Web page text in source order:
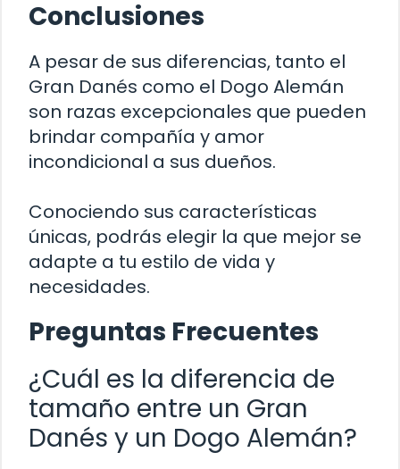
Conclusiones
A pesar de sus diferencias, tanto el
Gran Danés como el Dogo Alemán
son razas excepcionales que pueden
brindar compañía y amor
incondicional a sus dueños.
Conociendo sus características
únicas, podrás elegir la que mejor se
adapte a tu estilo de vida y
necesidades.
Preguntas Frecuentes
¿Cuál es la diferencia de
tamaño entre un Gran
Danés y un Dogo Alemán?